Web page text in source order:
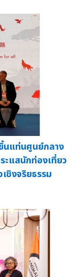
นแท่นศูนย์กลาง
แสนักท่องเที่ยว
ชิงจริยธรรม